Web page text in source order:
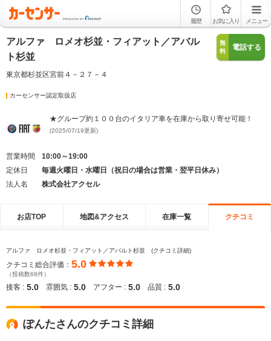
履歴 お気に入り メニュー
アルファ ロメオ杉並・フィアット／アバル
ト杉並
東京都杉並区宮前４－２７－４
無
料
電話する
カーセンサー認定取扱店
★グループ約１００台のイタリア車を在庫から取り寄せ可能！
(2025/07/19更新)
営業時間
10:00～19:00
定休日
毎週火曜日・水曜日（祝日の場合は営業・翌平日休み）
法人名
株式会社アクセル
お店TOP 地図&アクセス 在庫一覧 クチコミ
アルファ ロメオ杉並・フィアット／アバルト杉並 (クチコミ詳細)
クチコミ総合評価： 5.0
（投稿数68件）
接客 : 5.0 雰囲気 : 5.0 アフター : 5.0 品質 : 5.0
ぽんたさんのクチコミ詳細